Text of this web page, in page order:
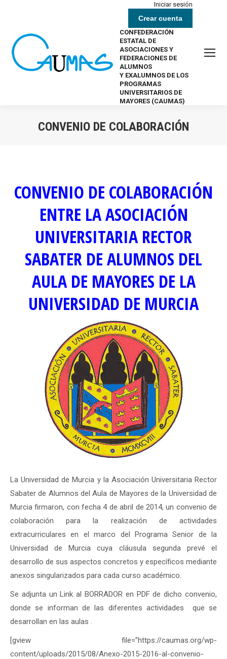
Iniciar sesión
Crear cuenta
CONFEDERACIÓN
ESTATAL DE
ASOCIACIONES Y
FEDERACIONES DE
ALUMNOS
Y EXALUMNOS DE LOS
PROGRAMAS
UNIVERSITARIOS DE
MAYORES (CAUMAS)
CONVENIO DE COLABORACIÓN
CONVENIO DE COLABORACIÓN
ENTRE LA ASOCIACIÓN
UNIVERSITARIA RECTOR
SABATER DE ALUMNOS DEL
AULA DE MAYORES DE LA
UNIVERSIDAD DE MURCIA
La Universidad de Murcia y la Asociación Universitaria Rector
Sabater de Alumnos del Aula de Mayores de la Universidad de
Murcia firmaron, con fecha 4 de abril de 2014, un convenio de
colaboración para la realización de actividades
extracurriculares en el marco del Programa Senior de la
Universidad de Murcia cuya cláusula segunda prevé el
desarrollo de sus aspectos concretos y específicos mediante
anexos singularizados para cada curso académico.
Se adjunta un Link al BORRADOR en PDF de dicho convenio,
donde se informan de las diferentes actividades que se
desarrollan en las aulas .
[gview file=”https://caumas.org/wp-
content/uploads/2015/08/Anexo-2015-2016-al-convenio-